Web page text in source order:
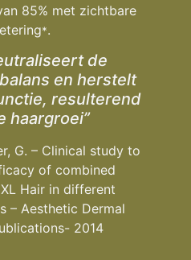
85% met zichtbare
*.
de
en herstelt
resulterend
haargroei”
G. – Clinical study to
of combined
Hair in different
– Aesthetic Dermal
2014